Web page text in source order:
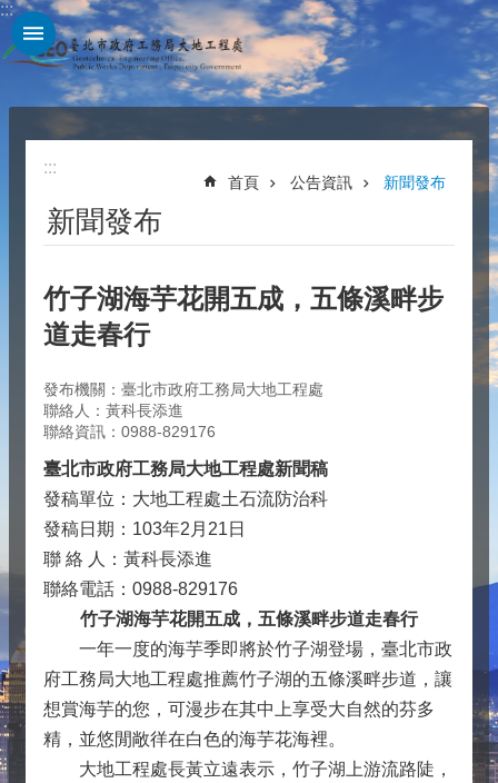
跳到主要內容區塊
:::
:::
首頁 公告資訊 新聞發布
新聞發布
竹子湖海芋花開五成，五條溪畔步
道走春行
發布機關：臺北市政府工務局大地工程處
聯絡人：黃科長添進
聯絡資訊：0988-829176
臺北市政府工務局大地工程處新聞稿
發稿單位：大地工程處土石流防治科
發稿日期：103年2月21日
聯 絡 人：黃科長添進
聯絡電話：0988-829176
竹子湖海芋花開五成，五條溪畔步道走春行
一年一度的海芋季即將於竹子湖登場，臺北市政
府工務局大地工程處推薦竹子湖的五條溪畔步道，讓
想賞海芋的您，可漫步在其中上享受大自然的芬多
精，並悠閒敞徉在白色的海芋花海裡。
大地工程處長黃立遠表示，竹子湖上游流路陡，